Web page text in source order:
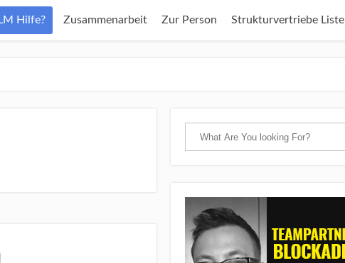
Hilfe? Zusammenarbeit Zur Person Strukturvertriebe Liste